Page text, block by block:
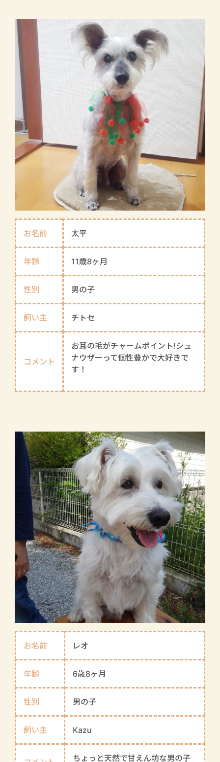
お名前 太平
年齢 11歳8ヶ月
性別 男の子
飼い主 チトセ
コメント
お耳の毛がチャームポイント!シュ
ナウザーって個性豊かで大好きで
す！
お名前 レオ
年齢 6歳8ヶ月
性別 男の子
飼い主 Kazu
ちょっと天然で甘えん坊な男の子